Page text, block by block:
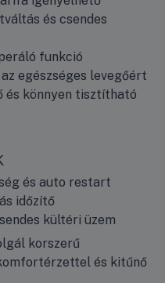
és csendes
funkció
egészséges levegőért
és könnyen tisztítható
és auto restart
időzítő
kültéri üzem
korszerű
és kitűnő